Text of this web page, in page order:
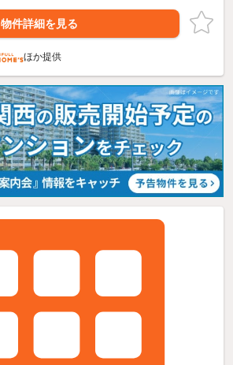
物件詳細を見る
ほか提供